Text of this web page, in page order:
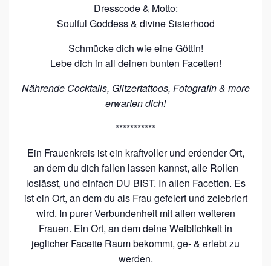
Dresscode & Motto:
Soulful Goddess & divine Sisterhood
Schmücke dich wie eine Göttin!
Lebe dich in all deinen bunten Facetten!
Nährende Cocktails, Glitzertattoos, Fotografin & more
erwarten dich!
***********
Ein Frauenkreis ist ein kraftvoller und erdender Ort,
an dem du dich fallen lassen kannst, alle Rollen
loslässt, und einfach DU BIST. In allen Facetten. Es
ist ein Ort, an dem du als Frau gefeiert und zelebriert
wird. In purer Verbundenheit mit allen weiteren
Frauen. Ein Ort, an dem deine Weiblichkeit in
jeglicher Facette Raum bekommt, ge- & erlebt zu
werden.